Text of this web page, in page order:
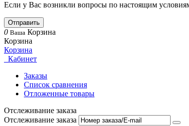
Если у Вас возникли вопросы по настоящим
Отправить
0 Ваша Корзина
Корзина
Корзина
Кабинет
Заказы
Список сравнения
Отложенные товары
Отслеживание заказа
Отслеживание заказа